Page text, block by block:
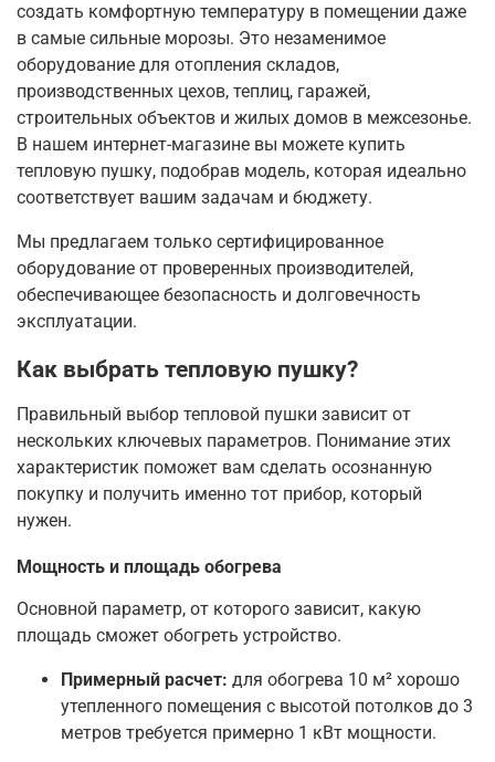
создать комфортную температуру в помещении даже
в самые сильные морозы. Это незаменимое
оборудование для отопления складов,
производственных цехов, теплиц, гаражей,
строительных объектов и жилых домов в межсезонье.
В нашем интернет-магазине вы можете купить
тепловую пушку, подобрав модель, которая идеально
соответствует вашим задачам и бюджету.
Мы предлагаем только сертифицированное
оборудование от проверенных производителей,
обеспечивающее безопасность и долговечность
эксплуатации.
Как выбрать тепловую пушку?
Правильный выбор тепловой пушки зависит от
нескольких ключевых параметров. Понимание этих
характеристик поможет вам сделать осознанную
покупку и получить именно тот прибор, который
нужен.
Мощность и площадь обогрева
Основной параметр, от которого зависит, какую
площадь сможет обогреть устройство.
Примерный расчет: для обогрева 10 м² хорошо
утепленного помещения с высотой потолков до 3
метров требуется примерно 1 кВт мощности.